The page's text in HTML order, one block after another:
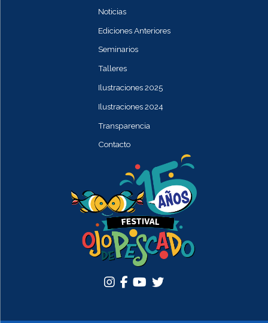
Noticias
Ediciones Anteriores
Seminarios
Talleres
Ilustraciones 2025
Ilustraciones 2024
Transparencia
Contacto